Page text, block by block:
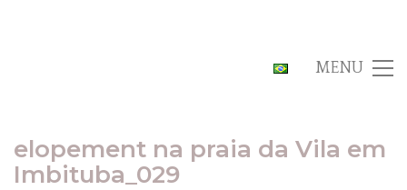
MENU
elopement na praia da Vila em
Imbituba_029